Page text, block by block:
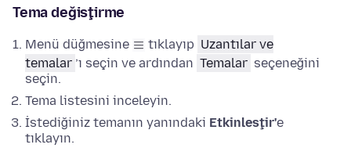
Tema değiştirme
Menü düğmesine tıklayıp Uzantılar ve
temalar ’ı seçin ve ardından Temalar seçeneğini
seçin.
Tema listesini inceleyin.
İstediğiniz temanın yanındaki Etkinleştir'e
tıklayın.